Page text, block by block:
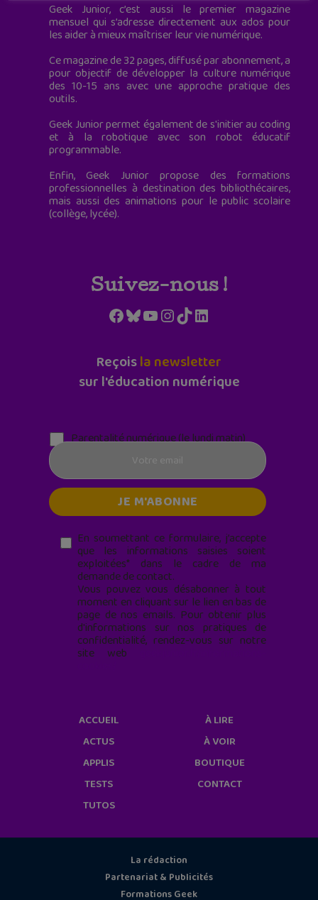
Geek Junior, c’est aussi le premier magazine
mensuel qui s’adresse directement aux ados pour
les aider à mieux maîtriser leur vie numérique.
Ce magazine de 32 pages, diffusé par abonnement, a
pour objectif de développer la culture numérique
des 10-15 ans avec une approche pratique des
outils.
Geek Junior permet également de s'initier au coding
et à la robotique avec son robot éducatif
programmable.
Enfin, Geek Junior propose des formations
professionnelles à destination des bibliothécaires,
mais aussi des animations pour le public scolaire
(collège, lycée).
Suivez-nous !
Facebook
Bluesky
YouTube
Instagram
TikTokLinkedIn
Reçoisla newsletter
sur l'éducation numérique
Parentalité numérique (le lundi matin)
En soumettant ce formulaire, j’accepte
que les informations saisies soient
exploitées* dans le cadre de ma
demande de contact.
Vous pouvez vous désabonner à tout
moment en cliquant sur le lien en bas de
page de nos emails. Pour obtenir plus
d'informations sur nos pratiques de
confidentialité, rendez-vous sur notre
site web
ACCUEIL
ACTUS
APPLIS
TESTS
TUTOS
À LIRE
À VOIR
BOUTIQUE
CONTACT
La rédaction
Partenariat & Publicités
Formations Geek